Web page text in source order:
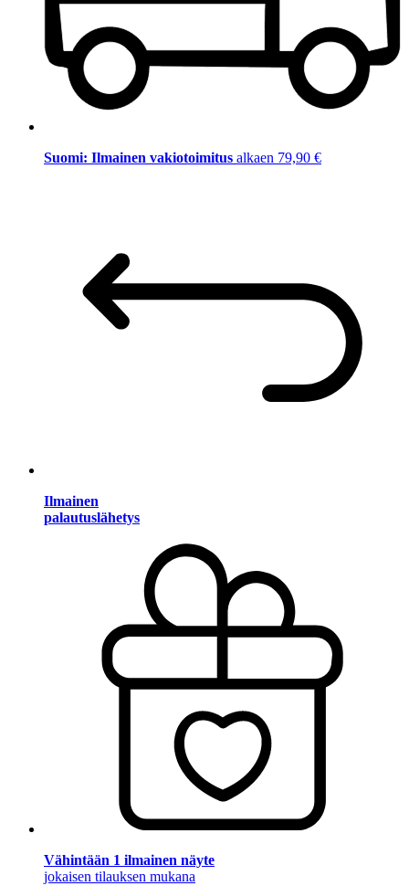
Suomi: Ilmainen vakiotoimitus alkaen 79,90 €
Ilmainen
palautuslähetys
Vähintään 1 ilmainen näyte
jokaisen tilauksen mukana